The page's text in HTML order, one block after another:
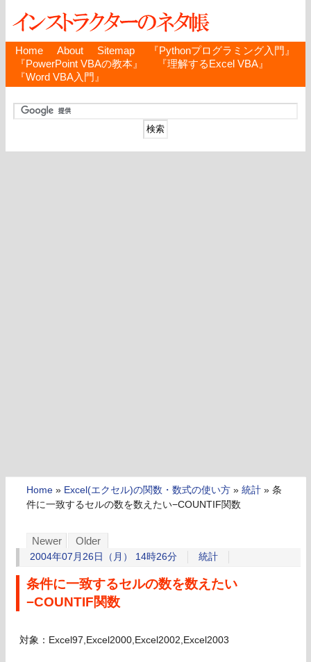
Home About Sitemap
『Pythonプログラミング入門』
『PowerPoint VBAの教本』
『理解するExcel VBA』
『Word VBA入門』
Home » Excel(エクセル)の関数・数式の使い方 » 統計 » 条
件に一致するセルの数を数えたい−COUNTIF関数
Newer Older
2004年07月26日（月） 14時26分 統計
条件に一致するセルの数を数えたい
−COUNTIF関数
対象：Excel97,Excel2000,Excel2002,Excel2003